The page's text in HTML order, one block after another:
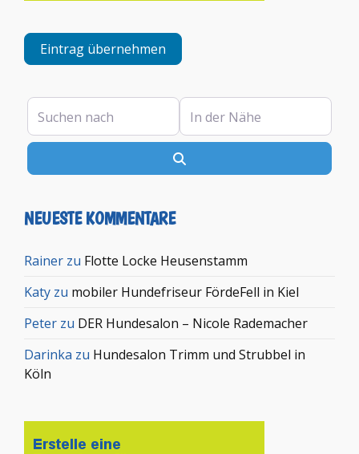
Eintrag übernehmen
Suchen nach In der Nähe
NEUESTE KOMMENTARE
Rainer zu Flotte Locke Heusenstamm
Katy zu mobiler Hundefriseur FördeFell in Kiel
Peter zu DER Hundesalon – Nicole Rademacher
Darinka zu Hundesalon Trimm und Strubbel in
Köln